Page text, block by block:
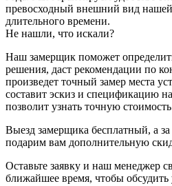
превосходный внешний вид
длительного времени.
Не нашли, что искали?
Наш замерщик поможет
решения, даст рекомендации по
произведет точный замер места
составит эскиз и спецификацию
позволит узнать точную
Выезд замерщика бесплатный, а
подарим вам дополнительную
Оставьте заявку и наш менеджер
ближайшее время, чтобы обсудить